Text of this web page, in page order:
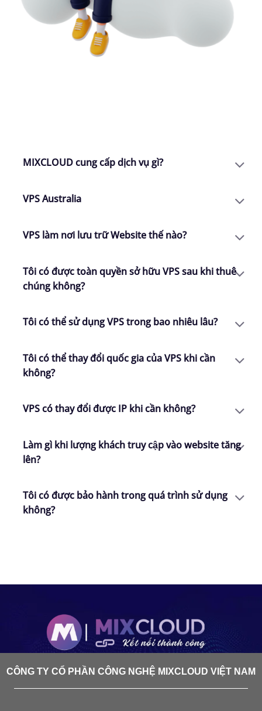
MIXCLOUD cung cấp dịch vụ gì?
VPS Australia
VPS làm nơi lưu trữ Website thế nào?
Tôi có được toàn quyền sở hữu VPS sau khi thuê
chúng không?
Tôi có thể sử dụng VPS trong bao nhiêu lâu?
Tôi có thể thay đổi quốc gia của VPS khi cần
không?
VPS có thay đổi được IP khi cần không?
Làm gì khi lượng khách truy cập vào website tăng
lên?
Tôi có được bảo hành trong quá trình sử dụng
không?
CÔNG TY CỔ PHẦN CÔNG NGHỆ MIXCLOUD VIỆT NAM